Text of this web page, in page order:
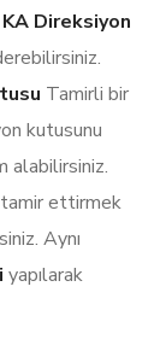
KA Direksiyon
Tamirli bir
kutusunu
alabilirsiniz.
tamir ettirmek
Aynı
yapılarak